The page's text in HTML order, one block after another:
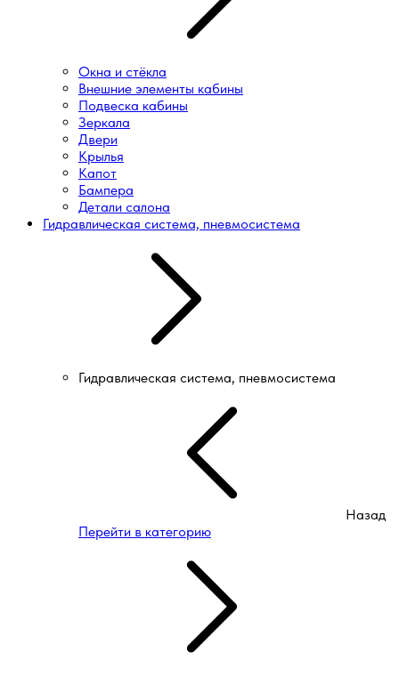
Окна и стёкла
Внешние элементы кабины
Подвеска кабины
Зеркала
Двери
Крылья
Капот
Бампера
Детали салона
Гидравлическая система, пневмосистема
Гидравлическая система, пневмосистема
Назад
Перейти в категорию